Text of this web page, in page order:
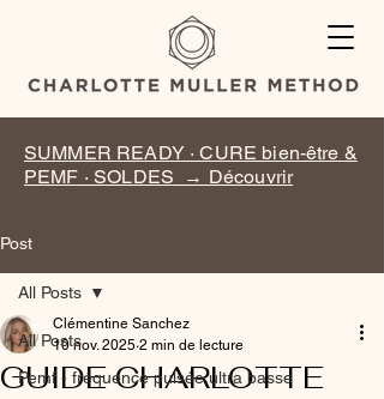
SUMMER READY · CURE bien-être &
PEMF · SOLDES → Découvrir
Post
All Posts
Pemf - fréquence pulsée ultra basse
All Posts
GUIDE CHARLOTTE
Clémentine Sanchez
10 nov. 2025 2 min de lecture